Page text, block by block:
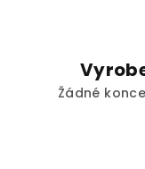
Žádné